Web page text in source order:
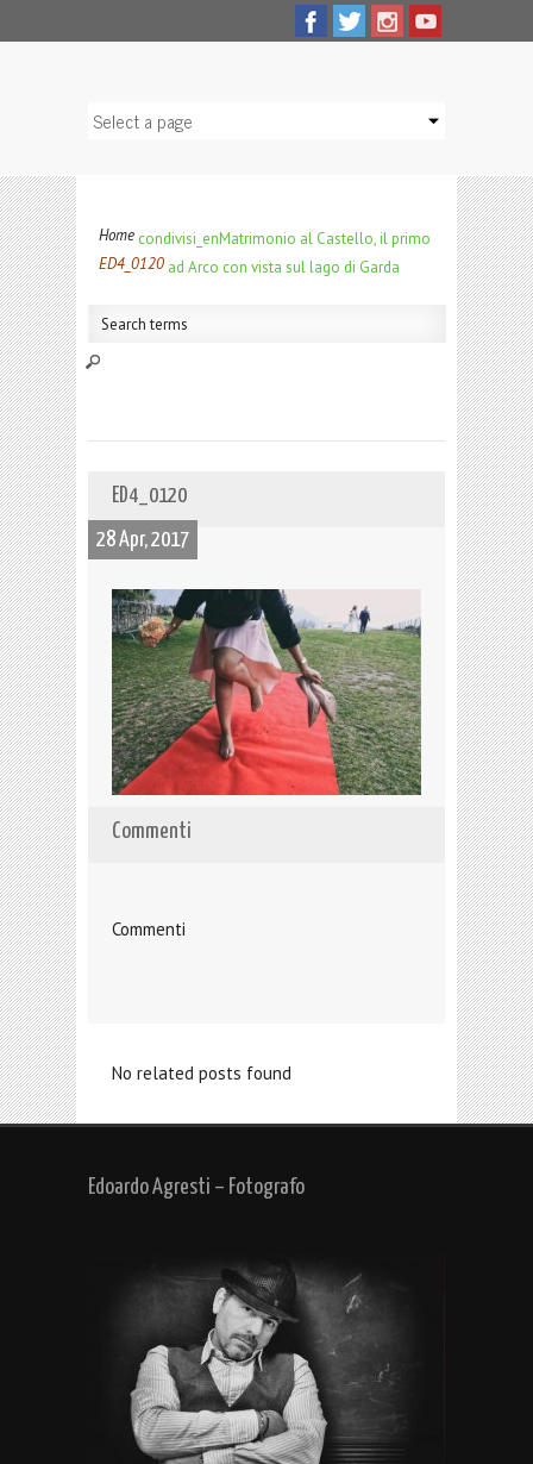
Home condivisi_enMatrimonio al Castello, il primo
ad Arco con vista sul lago di Garda
ED4_0120
ED4_0120
28 Apr, 2017
Commenti
Commenti
No related posts found
Edoardo Agresti – Fotografo